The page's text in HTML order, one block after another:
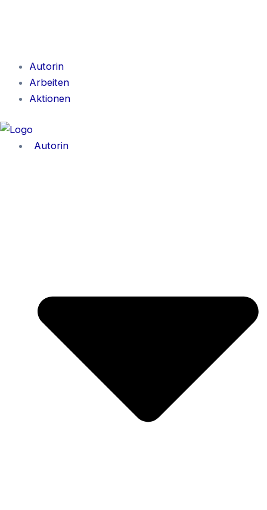
Autorin
Arbeiten
Aktionen
Autorin